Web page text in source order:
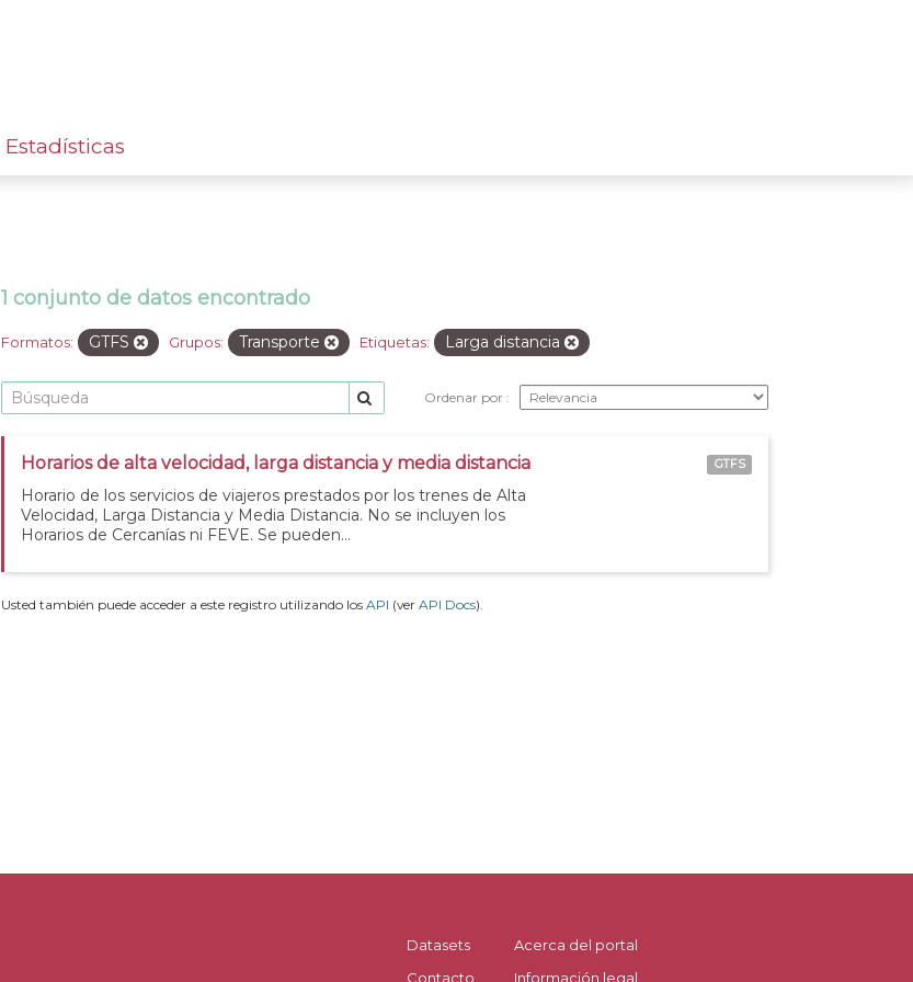
Estadísticas
1 conjunto de datos encontrado
Formatos: GTFS Grupos: Transporte Etiquetas: Larga distancia
Ordenar por
Horarios de alta velocidad, larga distancia y media distancia
Horario de los servicios de viajeros prestados por los trenes de Alta
Velocidad, Larga Distancia y Media Distancia. No se incluyen los
Horarios de Cercanías ni FEVE. Se pueden...
GTFS
Usted también puede acceder a este registro utilizando los API (ver API Docs).
Datasets
Contacto
Acerca del portal
Información legal